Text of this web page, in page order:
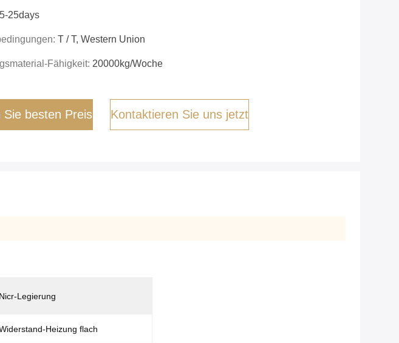
5-25days
T / T, Western Union
Fähigkeit: 20000kg/Woche
Sie besten Preis Kontaktieren Sie uns jetzt
Nicr-Legierung
Heizung flach